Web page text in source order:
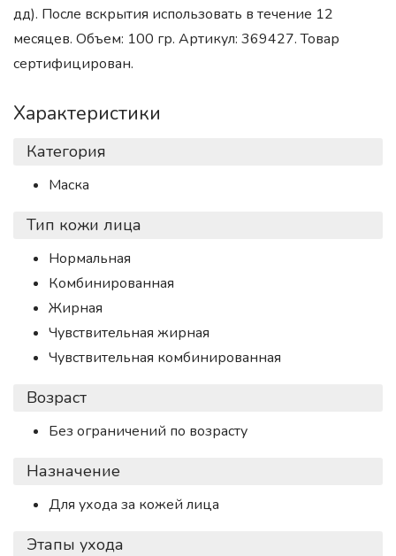
дд). После вскрытия использовать в течение 12
месяцев. Объем: 100 гр. Артикул: 369427. Товар
сертифицирован.
Характеристики
Категория
Маска
Тип кожи лица
Нормальная
Комбинированная
Жирная
Чувствительная жирная
Чувствительная комбинированная
Возраст
Без ограничений по возрасту
Назначение
Для ухода за кожей лица
Этапы ухода